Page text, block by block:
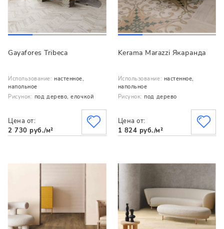
Gayafores Tribeca
Использование: настенное,
напольное
Рисунок: под дерево, елочкой
Цена от:
2 730 руб./м²
Kerama Marazzi Якаранда
Использование: настенное,
напольное
Рисунок: под дерево
Цена от:
1 824 руб./м²